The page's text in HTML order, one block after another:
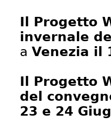
Il Progetto
invernale
a Venezia il
Il Progetto
del
23 e 24